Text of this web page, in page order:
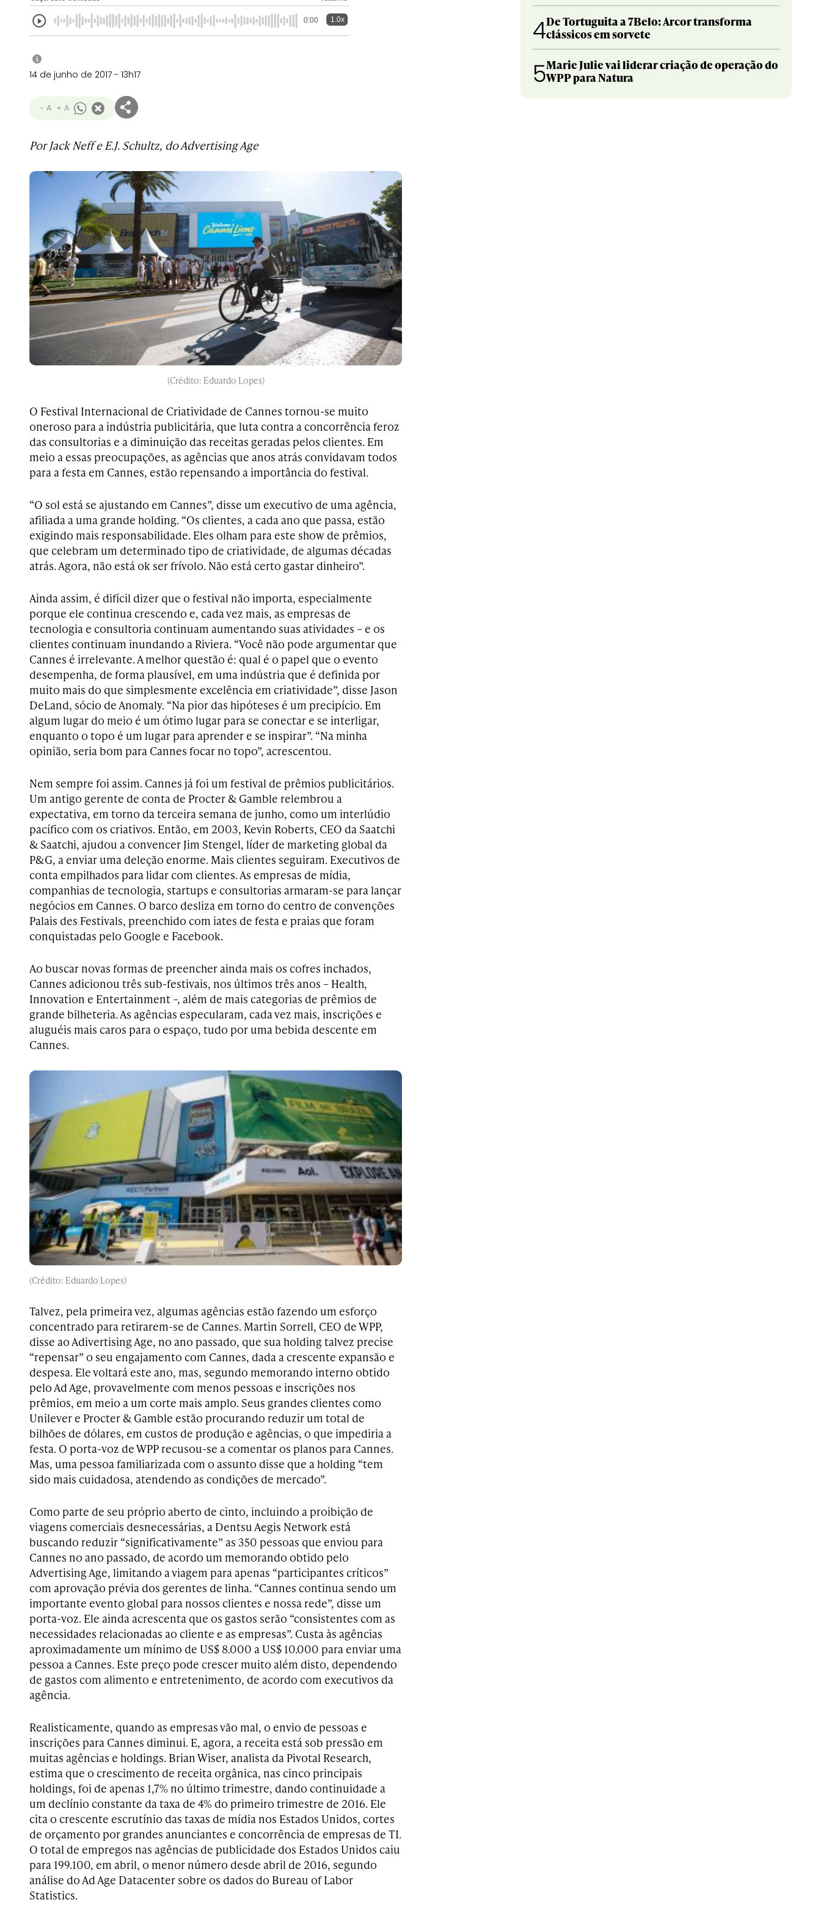
0:00 1.0x
i
14 de junho de 2017 - 13h17
- A + A
Por Jack Neff e E.J. Schultz, do Advertising Age
(Crédito: Eduardo Lopes)
O Festival Internacional de Criatividade de Cannes tornou-se muito
oneroso para a indústria publicitária, que luta contra a concorrência feroz
das consultorias e a diminuição das receitas geradas pelos clientes. Em
meio a essas preocupações, as agências que anos atrás convidavam todos
para a festa em Cannes, estão repensando a importância do festival.
“O sol está se ajustando em Cannes”, disse um executivo de uma agência,
afiliada a uma grande holding. “Os clientes, a cada ano que passa, estão
exigindo mais responsabilidade. Eles olham para este show de prêmios,
que celebram um determinado tipo de criatividade, de algumas décadas
atrás. Agora, não está ok ser frívolo. Não está certo gastar dinheiro”.
Ainda assim, é difícil dizer que o festival não importa, especialmente
porque ele continua crescendo e, cada vez mais, as empresas de
tecnologia e consultoria continuam aumentando suas atividades – e os
clientes continuam inundando a Riviera. “Você não pode argumentar que
Cannes é irrelevante. A melhor questão é: qual é o papel que o evento
desempenha, de forma plausível, em uma indústria que é definida por
muito mais do que simplesmente excelência em criatividade”, disse Jason
DeLand, sócio de Anomaly. “Na pior das hipóteses é um precipício. Em
algum lugar do meio é um ótimo lugar para se conectar e se interligar,
enquanto o topo é um lugar para aprender e se inspirar”. “Na minha
opinião, seria bom para Cannes focar no topo”, acrescentou.
Nem sempre foi assim. Cannes já foi um festival de prêmios publicitários.
Um antigo gerente de conta de Procter & Gamble relembrou a
expectativa, em torno da terceira semana de junho, como um interlúdio
pacífico com os criativos. Então, em 2003, Kevin Roberts, CEO da Saatchi
& Saatchi, ajudou a convencer Jim Stengel, líder de marketing global da
P&G, a enviar uma deleção enorme. Mais clientes seguiram. Executivos de
conta empilhados para lidar com clientes. As empresas de mídia,
companhias de tecnologia, startups e consultorias armaram-se para lançar
negócios em Cannes. O barco desliza em torno do centro de convenções
Palais des Festivals, preenchido com iates de festa e praias que foram
conquistadas pelo Google e Facebook.
Ao buscar novas formas de preencher ainda mais os cofres inchados,
Cannes adicionou três sub-festivais, nos últimos três anos – Health,
Innovation e Entertainment –, além de mais categorias de prêmios de
grande bilheteria. As agências especularam, cada vez mais, inscrições e
aluguéis mais caros para o espaço, tudo por uma bebida descente em
Cannes.
(Crédito: Eduardo Lopes)
Talvez, pela primeira vez, algumas agências estão fazendo um esforço
concentrado para retirarem-se de Cannes. Martin Sorrell, CEO de WPP,
disse ao Adivertising Age, no ano passado, que sua holding talvez precise
“repensar” o seu engajamento com Cannes, dada a crescente expansão e
despesa. Ele voltará este ano, mas, segundo memorando interno obtido
pelo Ad Age, provavelmente com menos pessoas e inscrições nos
prêmios, em meio a um corte mais amplo. Seus grandes clientes como
Unilever e Procter & Gamble estão procurando reduzir um total de
bilhões de dólares, em custos de produção e agências, o que impediria a
festa. O porta-voz de WPP recusou-se a comentar os planos para Cannes.
Mas, uma pessoa familiarizada com o assunto disse que a holding “tem
sido mais cuidadosa, atendendo as condições de mercado”.
Como parte de seu próprio aberto de cinto, incluindo a proibição de
viagens comerciais desnecessárias, a Dentsu Aegis Network está
buscando reduzir “significativamente” as 350 pessoas que enviou para
Cannes no ano passado, de acordo um memorando obtido pelo
Advertising Age, limitando a viagem para apenas “participantes críticos”
com aprovação prévia dos gerentes de linha. “Cannes continua sendo um
importante evento global para nossos clientes e nossa rede”, disse um
porta-voz. Ele ainda acrescenta que os gastos serão “consistentes com as
necessidades relacionadas ao cliente e as empresas”. Custa às agências
aproximadamente um mínimo de US$ 8.000 a US$ 10.000 para enviar uma
pessoa a Cannes. Este preço pode crescer muito além disto, dependendo
de gastos com alimento e entretenimento, de acordo com executivos da
agência.
Realisticamente, quando as empresas vão mal, o envio de pessoas e
inscrições para Cannes diminui. E, agora, a receita está sob pressão em
muitas agências e holdings. Brian Wiser, analista da Pivotal Research,
estima que o crescimento de receita orgânica, nas cinco principais
holdings, foi de apenas 1,7% no último trimestre, dando continuidade a
um declínio constante da taxa de 4% do primeiro trimestre de 2016. Ele
cita o crescente escrutínio das taxas de mídia nos Estados Unidos, cortes
de orçamento por grandes anunciantes e concorrência de empresas de TI.
O total de empregos nas agências de publicidade dos Estados Unidos caiu
para 199.100, em abril, o menor número desde abril de 2016, segundo
análise do Ad Age Datacenter sobre os dados do Bureau of Labor
Statistics.
4De Tortuguita a 7Belo: Arcor transforma
clássicos em sorvete
5Marie Julie vai liderar criação de operação do
WPP para Natura